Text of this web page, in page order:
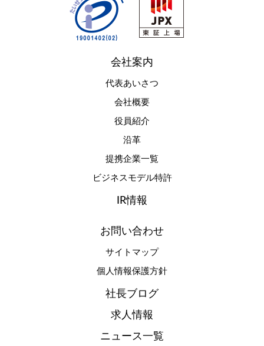
会社案内
代表あいさつ
会社概要
役員紹介
沿革
提携企業一覧
ビジネスモデル特許
IR情報
お問い合わせ
サイトマップ
個人情報保護方針
社長ブログ
求人情報
ニュース一覧